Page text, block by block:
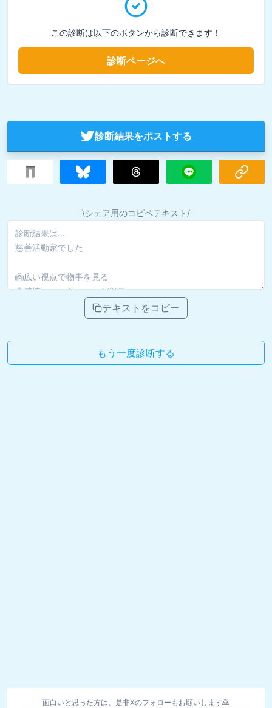
この診断は以下のボタンから診断できます！
診断ページへ
診断結果をポストする
\シェア用のコピペテキスト/
テキストをコピー
もう一度診断する
面白いと思った方は、是非Xのフォローもお願いします🙇